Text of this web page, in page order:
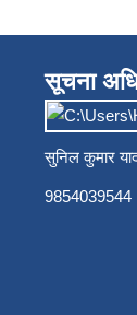
सूचना
सुनिल कुमार
9854039544